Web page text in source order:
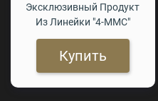
Эксклюзивный Продукт
Из Линейки "4-ММС"
Купить